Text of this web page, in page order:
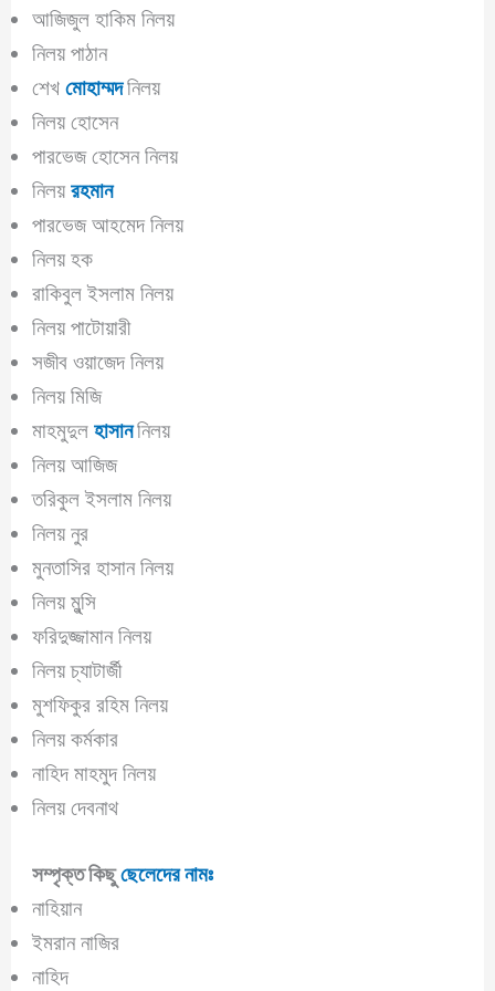
আজিজুল হাকিম নিলয়
নিলয় পাঠান
শেখমোহাম্মদনিলয়
নিলয় হোসেন
পারভেজ হোসেন নিলয়
নিলয়রহমান
পারভেজ আহমেদ নিলয়
নিলয় হক
রাকিবুল ইসলাম নিলয়
নিলয় পাটোয়ারী
সজীব ওয়াজেদ নিলয়
নিলয় মিজি
মাহমুদুলহাসাননিলয়
নিলয় আজিজ
তরিকুল ইসলাম নিলয়
নিলয় নুর
মুনতাসির হাসান নিলয়
নিলয় মুন্সি
ফরিদুজ্জামান নিলয়
নিলয় চ্যাটার্জী
মুশফিকুর রহিম নিলয়
নিলয় কর্মকার
নাহিদ মাহমুদ নিলয়
নিলয় দেবনাথ
সম্পৃক্ত কিছুছেলেদের নামঃ
নাহিয়ান
ইমরান নাজির
নাহিদ